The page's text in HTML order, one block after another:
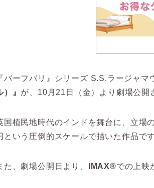
『バーフバリ』シリーズ S.S.ラージャ
）』 が、10月21日（金）より劇場公開
国植民地時代のインドを舞台に、立場
という圧倒的スケールで描いた作品で
た、劇場公開日より、 IMAX®での上映